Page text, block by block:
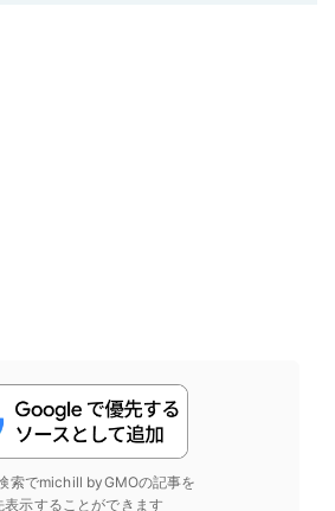
索でmichill byGMOの記事を
表示することができます